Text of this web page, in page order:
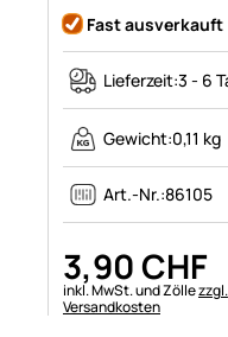
Fast ausverkauft
Lieferzeit:3 - 6
Gewicht:0,11 kg
Art.-Nr.:86105
3,90CHF
Steuerhinweis:
inkl. MwSt. und Zöllezzgl.
Versandkosten